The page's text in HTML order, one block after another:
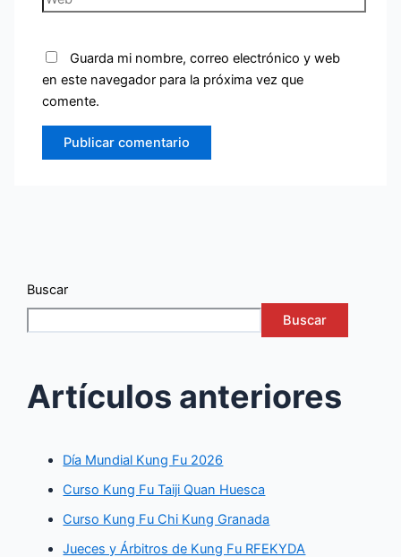
Guarda mi nombre, correo electrónico y web
en este navegador para la próxima vez que
comente.
Buscar
Buscar
Artículos anteriores
Día Mundial Kung Fu 2026
Curso Kung Fu Taiji Quan Huesca
Curso Kung Fu Chi Kung Granada
Jueces y Árbitros de Kung Fu RFEKYDA